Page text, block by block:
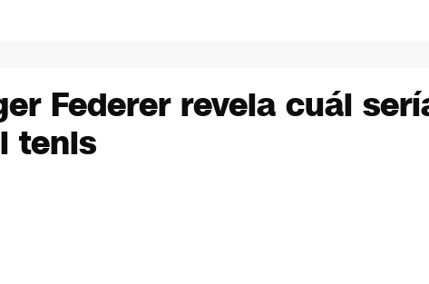
Federer revela cuál
tenis